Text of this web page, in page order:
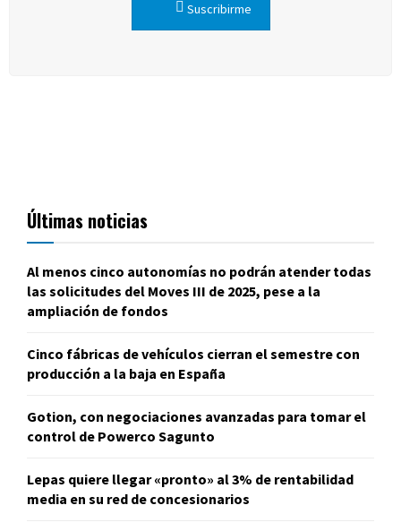
Suscribirme
Últimas noticias
Al menos cinco autonomías no podrán atender todas
las solicitudes del Moves III de 2025, pese a la
ampliación de fondos
Cinco fábricas de vehículos cierran el semestre con
producción a la baja en España
Gotion, con negociaciones avanzadas para tomar el
control de Powerco Sagunto
Lepas quiere llegar «pronto» al 3% de rentabilidad
media en su red de concesionarios